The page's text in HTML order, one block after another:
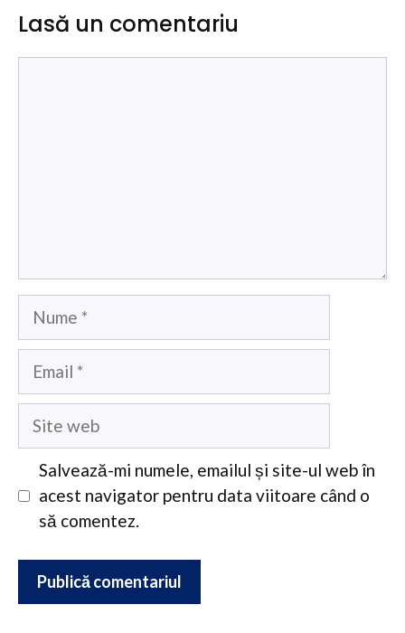
Lasă un comentariu
Nume
Email
Site
Salvează-mi numele, emailul și site-ul web în
acest navigator pentru data viitoare când o
să comentez.